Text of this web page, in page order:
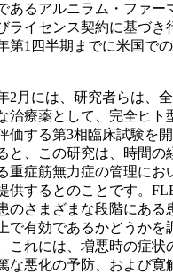
あるアルニラム・ファー
ライセンス契約に基づき
第1四半期までに米国で
2月には、研究者らは、
治療薬として、完全ヒト
価する第3相臨床試験を開
と、この研究は、時間の
重症筋無力症の管理にお
供するとのことです。
のさまざまな段階にある
で有効であるかどうかを
これには、増悪時の症状
な悪化の予防、および寛